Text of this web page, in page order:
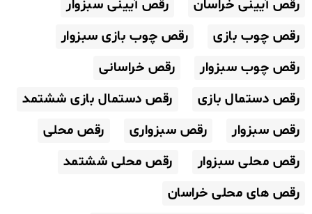
رقص آیینی خراسان
رقص آیینی سبزوار
رقص چوب بازی
رقص چوب بازی سبزوار
رقص چوب سبزوار
رقص خراسانی
رقص دستمال بازی
رقص دستمال بازی ششتمد
رقص سبزوار
رقص سبزواری
رقص محلی
رقص محلی سبزوار
رقص محلی ششتمد
رقص های محلی خراسان